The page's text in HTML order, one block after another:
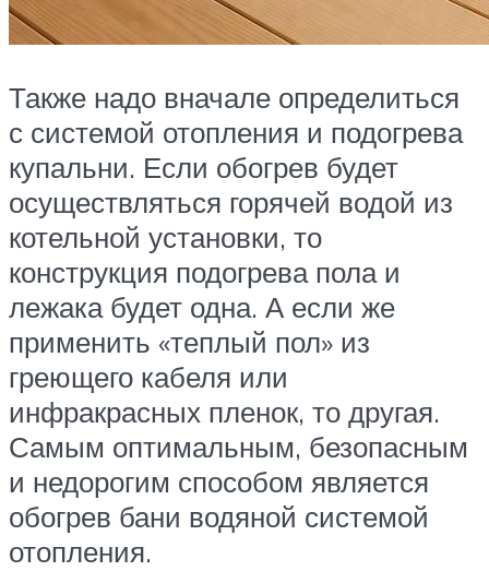
Также надо вначале определиться
с системой отопления и подогрева
купальни. Если обогрев будет
осуществляться горячей водой из
котельной установки, то
конструкция подогрева пола и
лежака будет одна. А если же
применить «теплый пол» из
греющего кабеля или
инфракрасных пленок, то другая.
Самым оптимальным, безопасным
и недорогим способом является
обогрев бани водяной системой
отопления.